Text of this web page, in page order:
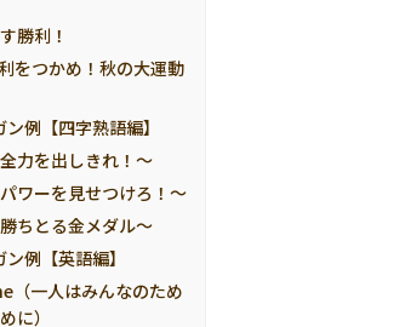
勝利！
をつかめ！秋の大運動
例【四字熟語編】
力を出しきれ！～
ワーを見せつけろ！～
ちとる金メダル～
例【英語編】
一人はみんなのため
に）